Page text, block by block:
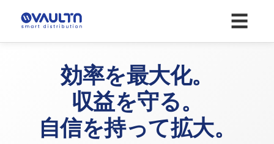
☰
効率を最大化。
収益を守る。
自信を持って拡大。